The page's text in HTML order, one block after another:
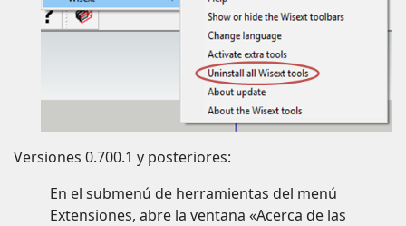
Versiones 0.700.1 y posteriores:
En el submenú de herramientas del menú
Extensiones, abre la ventana «Acerca de las